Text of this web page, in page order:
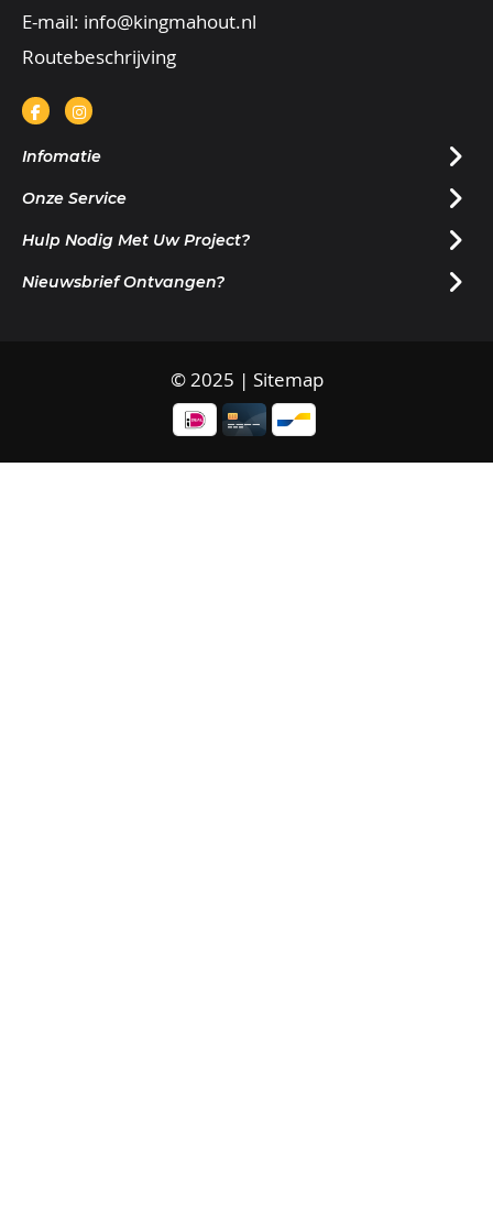
E-mail: info@kingmahout.nl
Routebeschrijving
Infomatie
Onze Service
Hulp Nodig Met Uw Project?
Nieuwsbrief Ontvangen?
© 2025 | Sitemap